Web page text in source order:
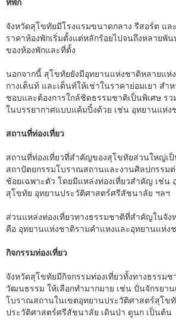
จังหวัดสุโขทัยมีโรงแรมขนาดกลาง รีสอร์ต แล
ราคาห้องพักเริ่มตั้งแต่หลักร้อยไปจนถึงหลายพั
ของห้องพักและที่ตั้ง
นอกจากนี้ สุโขทัยยังมีอุทยานแห่งชาติหลายแห่
กางเต็นท์ และเต็นท์ให้เช่าในราคาย่อมเยา สำ
ชอบและต้องการใกล้ชิดธรรมชาติเป็นพิเศษ ร
ในบรรยากาศแบบแค้มปิ้งด้วย เช่น อุทยานแห่ง
สถานที่ท่องเที่ยว
สถานที่ท่องเที่ยวที่สำคัญของสุโขทัยส่วนใหญ่เป็
สถาปัตยกรรมโบราณสถานและงานศิลปกรรม
ช้อยเฉพาะตัว โดยมีแหล่งท่องเที่ยวสำคัญ เช่น
สุโขทัย อุทยานประวัติศาสตร์ศรีสัชนาลัย ฯลฯ
ส่วนแหล่งท่องเที่ยวทางธรรมชาติที่สำคัญในจัง
คือ อุทยานแห่งชาติรามคำแหงและอุทยานแห่ง
กิจกรรมท่องเที่ยว
จังหวัดสุโขทัยมีกิจกรรมท่องเที่ยวทั้งทางธรรม
วัฒนธรรม ให้เลือกทำมากมาย เช่น ปั่นจักรยาน
โบราณสถานในเขตอุทยานประวัติศาสตร์สุโข
ประวัติศาสตร์ศรีสัชนาลัย เดินป่า ดูนก เป็นต้น